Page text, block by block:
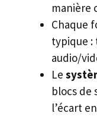
manière
Chaque
typique :
audio/
Le
blocs de
l’écart